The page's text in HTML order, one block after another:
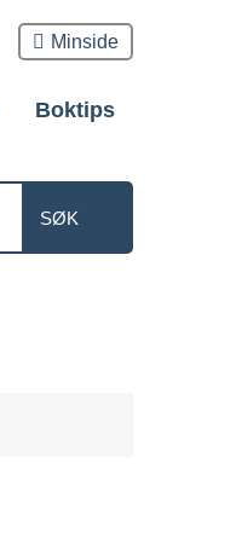
Minside
Boktips